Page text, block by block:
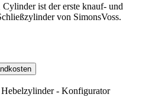
ist der erste knauf- und
von SimonsVoss.